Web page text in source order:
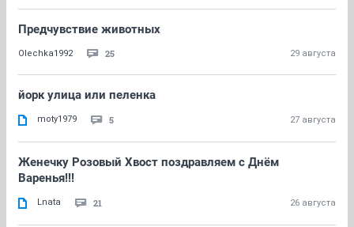
Предчувствие животных
Olechka1992 25 29 августа
йорк улица или пеленка
moty1979 5 27 августа
Женечку Розовый Хвост поздравляем с Днём
Варенья!!!
Lnata 21 26 августа